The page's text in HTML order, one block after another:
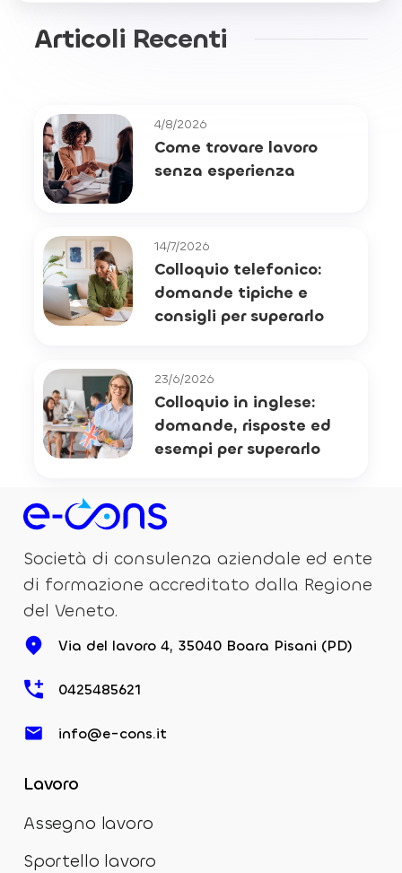
Articoli Recenti
4/8/2026
Come trovare lavoro
senza esperienza
14/7/2026
Colloquio telefonico:
domande tipiche e
consigli per superarlo
23/6/2026
Colloquio in inglese:
domande, risposte ed
esempi per superarlo
Società di consulenza aziendale ed ente
di formazione accreditato dalla Regione
del Veneto.
Via del lavoro 4, 35040 Boara Pisani (PD)
0425485621
info@e-cons.it
Lavoro
Assegno lavoro
Sportello lavoro